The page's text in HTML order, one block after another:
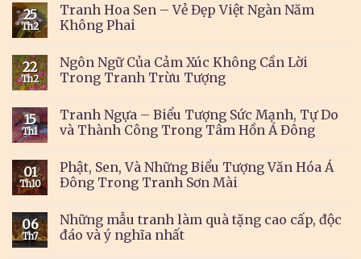
25
Th2
Tranh Hoa Sen – Vẻ Đẹp Việt Ngàn Năm
Không Phai
22
Th2
Ngôn Ngữ Của Cảm Xúc Không Cần Lời
Trong Tranh Trừu Tượng
15
Th1
Tranh Ngựa – Biểu Tượng Sức Mạnh, Tự Do
và Thành Công Trong Tâm Hồn Á Đông
01
Th10
Phật, Sen, Và Những Biểu Tượng Văn Hóa Á
Đông Trong Tranh Sơn Mài
06
Th7
Những mẫu tranh làm quà tặng cao cấp, độc
đáo và ý nghĩa nhất